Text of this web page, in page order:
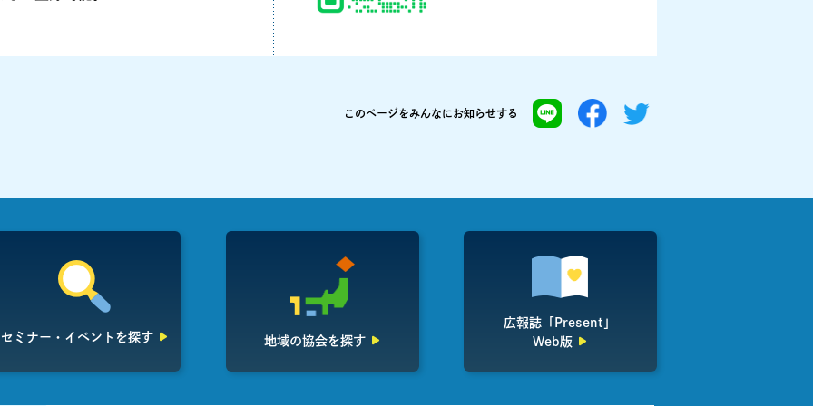
このページをみんなにお知らせする
セミナー・イベント を探す 地域の協会を探す
広報誌「Present」
Web版